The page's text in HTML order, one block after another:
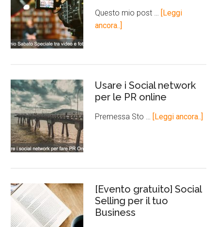
Questo mio post …
[Leggi
ancora..]
Usare i Social network
per le PR online
Premessa Sto … [Leggi ancora..]
[Evento gratuito] Social
Selling per il tuo
Business